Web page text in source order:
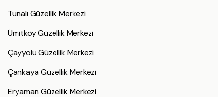
Tunalı Güzellik Merkezi
Ümitköy Güzellik Merkezi
Çayyolu Güzellik Merkezi
Çankaya Güzellik Merkezi
Eryaman Güzellik Merkezi